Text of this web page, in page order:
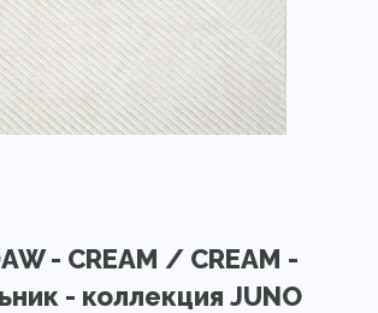
- CREAM / CREAM -
- коллекция JUNO